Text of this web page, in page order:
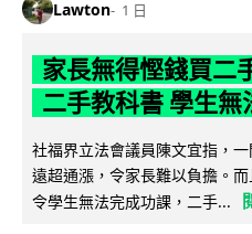
Lawton 1 日
家長無得慳錢買二
二手教科書 學生無
社福界立法會議員陳文宜指，
遠超通漲，令家長難以負擔。
令學生無法完成功課，二手...